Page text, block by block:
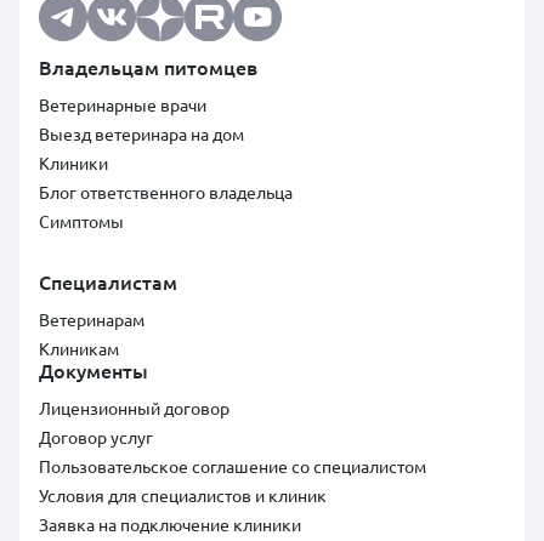
Владельцам питомцев
Ветеринарные врачи
Выезд ветеринара на дом
Клиники
Блог ответственного владельца
Симптомы
Специалистам
Ветеринарам
Клиникам
Документы
Лицензионный договор
Договор услуг
Пользовательское соглашение со специалистом
Условия для специалистов и клиник
Заявка на подключение клиники